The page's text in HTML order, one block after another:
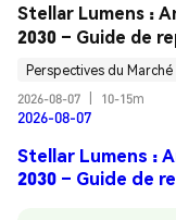
Stellar Lumens :
2030 – Guide de
Perspectives du Marché
2026-08-07
10-15m
2026-08-07
Stellar Lumens :
2030 – Guide de